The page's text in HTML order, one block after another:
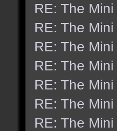
RE: The
RE: The
RE: The
RE: The
RE: The
RE: The
RE: The